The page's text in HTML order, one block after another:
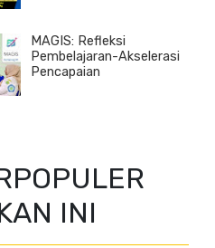
MAGIS: Refleksi
Pembelajaran-Akselerasi
Pencapaian
INI